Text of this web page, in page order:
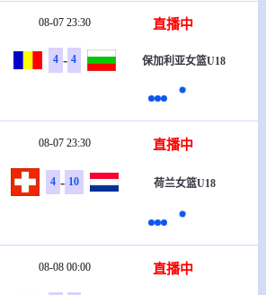
08-07 23:30 直播中
4 - 4 保加利亚女篮U18
08-07 23:30 直播中
4 - 10 荷兰女篮U18
08-08 00:00 直播中